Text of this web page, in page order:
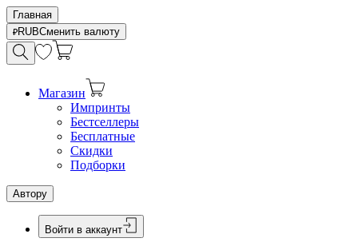
Главная
RUBСменить валюту
Магазин
Импринты
Бестселлеры
Бесплатные
Скидки
Подборки
Автору
Войти в аккаунт